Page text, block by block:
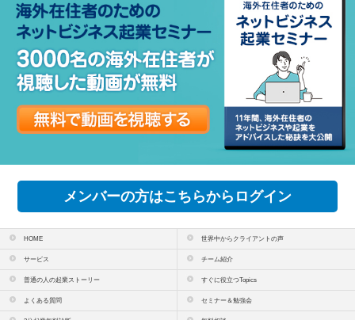
メンバーの方はこちらからログイン
HOME 世界中からクライアントの声
サービス チーム紹介
普通の人の起業ストーリー すぐに役立つTopics
よくある質問 セミナー＆勉強会